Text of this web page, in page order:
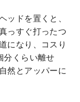
ッドを置くと、
っすぐ打ったつ
になり、コスり
分くらい離せ
然とアッパーに